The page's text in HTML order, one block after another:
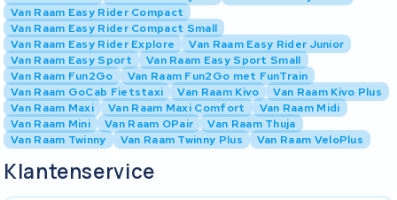
Van Raam Easy Rider Compact
Van Raam Easy Rider Compact Small
Van Raam Easy Rider Explore
Van Raam Easy Rider Junior
Van Raam Easy Sport
Van Raam Easy Sport Small
Van Raam Fun2Go
Van Raam Fun2Go met FunTrain
Van Raam GoCab Fietstaxi
Van Raam Kivo
Van Raam Kivo Plus
Van Raam Maxi
Van Raam Maxi Comfort
Van Raam Midi
Van Raam Mini
Van Raam OPair
Van Raam Thuja
Van Raam Twinny
Van Raam Twinny Plus Van Raam VeloPlus
Klantenservice